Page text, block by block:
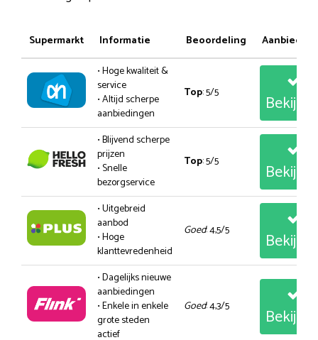
Supermarkt Informatie Beoordeling
• Hoge kwaliteit &
service
• Altijd scherpe
aanbiedingen
Top: 5/5
• Blijvend scherpe
prijzen
• Snelle
bezorgservice
Top: 5/5
• Uitgebreid
aanbod
• Hoge
klanttevredenheid
Goed: 4,5/5
• Dagelijks nieuwe
aanbiedingen
• Enkele in enkele
grote steden
actief
Goed: 4,3/5